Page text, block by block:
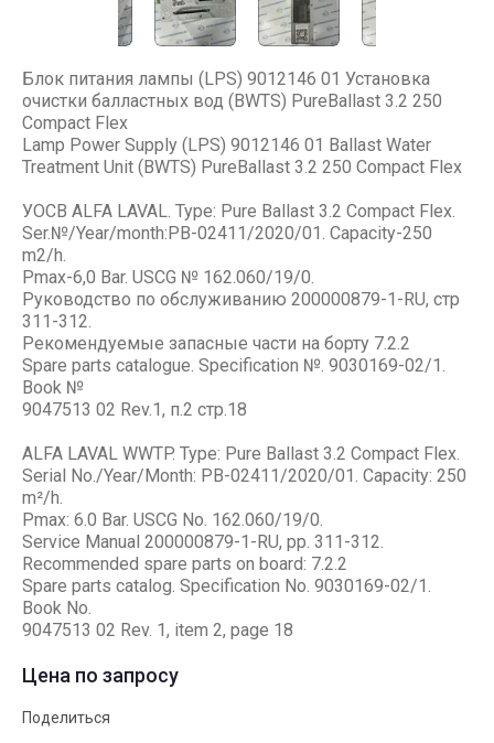
Блок питания лампы (LPS) 9012146 01 Установка
очистки балластных вод (BWTS) PureBallast 3.2 250
Compact Flex
Lamp Power Supply (LPS) 9012146 01 Ballast Water
Treatment Unit (BWTS) PureBallast 3.2 250 Compact Flex
УОСВ ALFA LAVAL. Type: Pure Ballast 3.2 Compact Flex.
Ser.№/Year/month:PB-02411/2020/01. Capacity-250
m2/h.
Pmax-6,0 Bar. USCG № 162.060/19/0.
Руководство по обслуживанию 200000879-1-RU, стр
311-312.
Рекомендуемые запасные части на борту 7.2.2
Spare parts catalogue. Specification №. 9030169-02/1.
Book №
9047513 02 Rev.1, п.2 стр.18
ALFA LAVAL WWTP. Type: Pure Ballast 3.2 Compact Flex.
Serial No./Year/Month: PB-02411/2020/01. Capacity: 250
m²/h.
Pmax: 6.0 Bar. USCG No. 162.060/19/0.
Service Manual 200000879-1-RU, pp. 311-312.
Recommended spare parts on board: 7.2.2
Spare parts catalog. Specification No. 9030169-02/1.
Book No.
9047513 02 Rev. 1, item 2, page 18
Цена по запросу
Поделиться